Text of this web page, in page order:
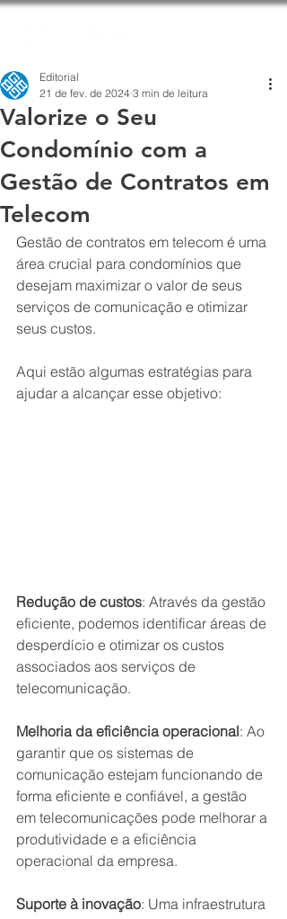
Valorize o Seu
Condomínio com a
Gestão de Contratos em
Telecom
Editorial
21 de fev. de 2024 3 min de leitura
Gestão de contratos em telecom é uma
área crucial para condomínios que
desejam maximizar o valor de seus
serviços de comunicação e otimizar
seus custos.
Aqui estão algumas estratégias para
ajudar a alcançar esse objetivo:
Redução de custos: Através da gestão
eficiente, podemos identificar áreas de
desperdício e otimizar os custos
associados aos serviços de
telecomunicação.
Melhoria da eficiência operacional: Ao
garantir que os sistemas de
comunicação estejam funcionando de
forma eficiente e confiável, a gestão
em telecomunicações pode melhorar a
produtividade e a eficiência
operacional da empresa.
Suporte à inovação: Uma infraestrutura